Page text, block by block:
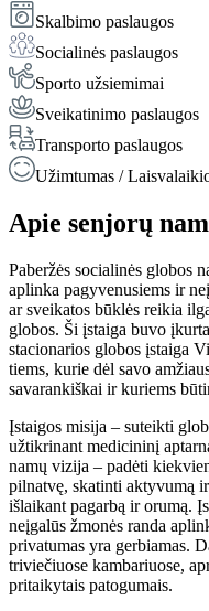
Skalbimo paslaugos
Socialinės paslaugos
Sporto užsiemimai
Sveikatinimo paslaugos
Transporto paslaugos
Užimtumas /
Apie senjorų
Paberžės socialinės globos
aplinka pagyvenusiems ir
ar sveikatos būklės reikia
globos. Ši įstaiga buvo
stacionarios globos įstaiga
tiems, kurie dėl savo
savarankiškai ir kuriems
Įstaigos misija – suteikti
užtikrinant medicininį
namų vizija – padėti
pilnatvę, skatinti aktyvumą
išlaikant pagarbą ir orumą.
neįgalūs žmonės randa
privatumas yra gerbiamas.
triviečiuose kambariuose,
pritaikytais patogumais.